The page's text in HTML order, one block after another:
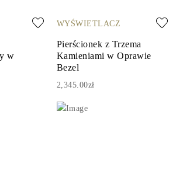
w
WYŚWIETLACZ
Pierścionek z Trzema
Kamieniami w Oprawie
Bezel
2,345.00zł